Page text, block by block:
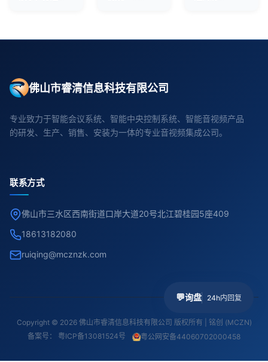
佛山市睿清信息科技有限公司
专业致力于智能会议系统、智能中央控制系统、智能音视频产品
的研发、生产、销售、安装为一体的专业音视频集成公司。
联系方式
佛山市三水区西南街道口岸大道20号北江碧桂园5座409
18613182080
ruiqing@mcznzk.com
Copyright © 2026 佛山市睿清信息科技有限公司 版权所有 | 铭创 (MCZN)
备案号： 粤ICP备13081524号 粤公网安备44060702000458
💬询盘 24h内回复